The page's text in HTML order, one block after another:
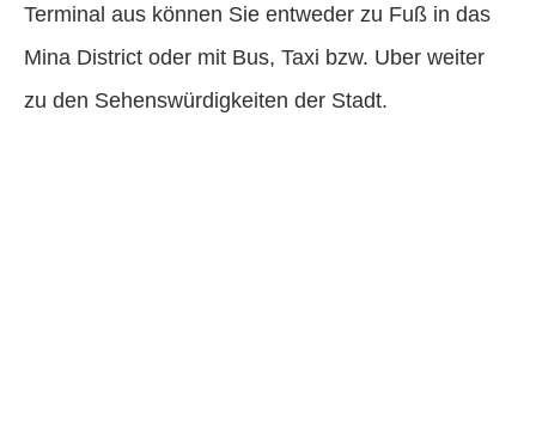
Terminal aus können Sie entweder zu Fuß in das
Mina District oder mit Bus, Taxi bzw. Uber weiter
zu den Sehenswürdigkeiten der Stadt.